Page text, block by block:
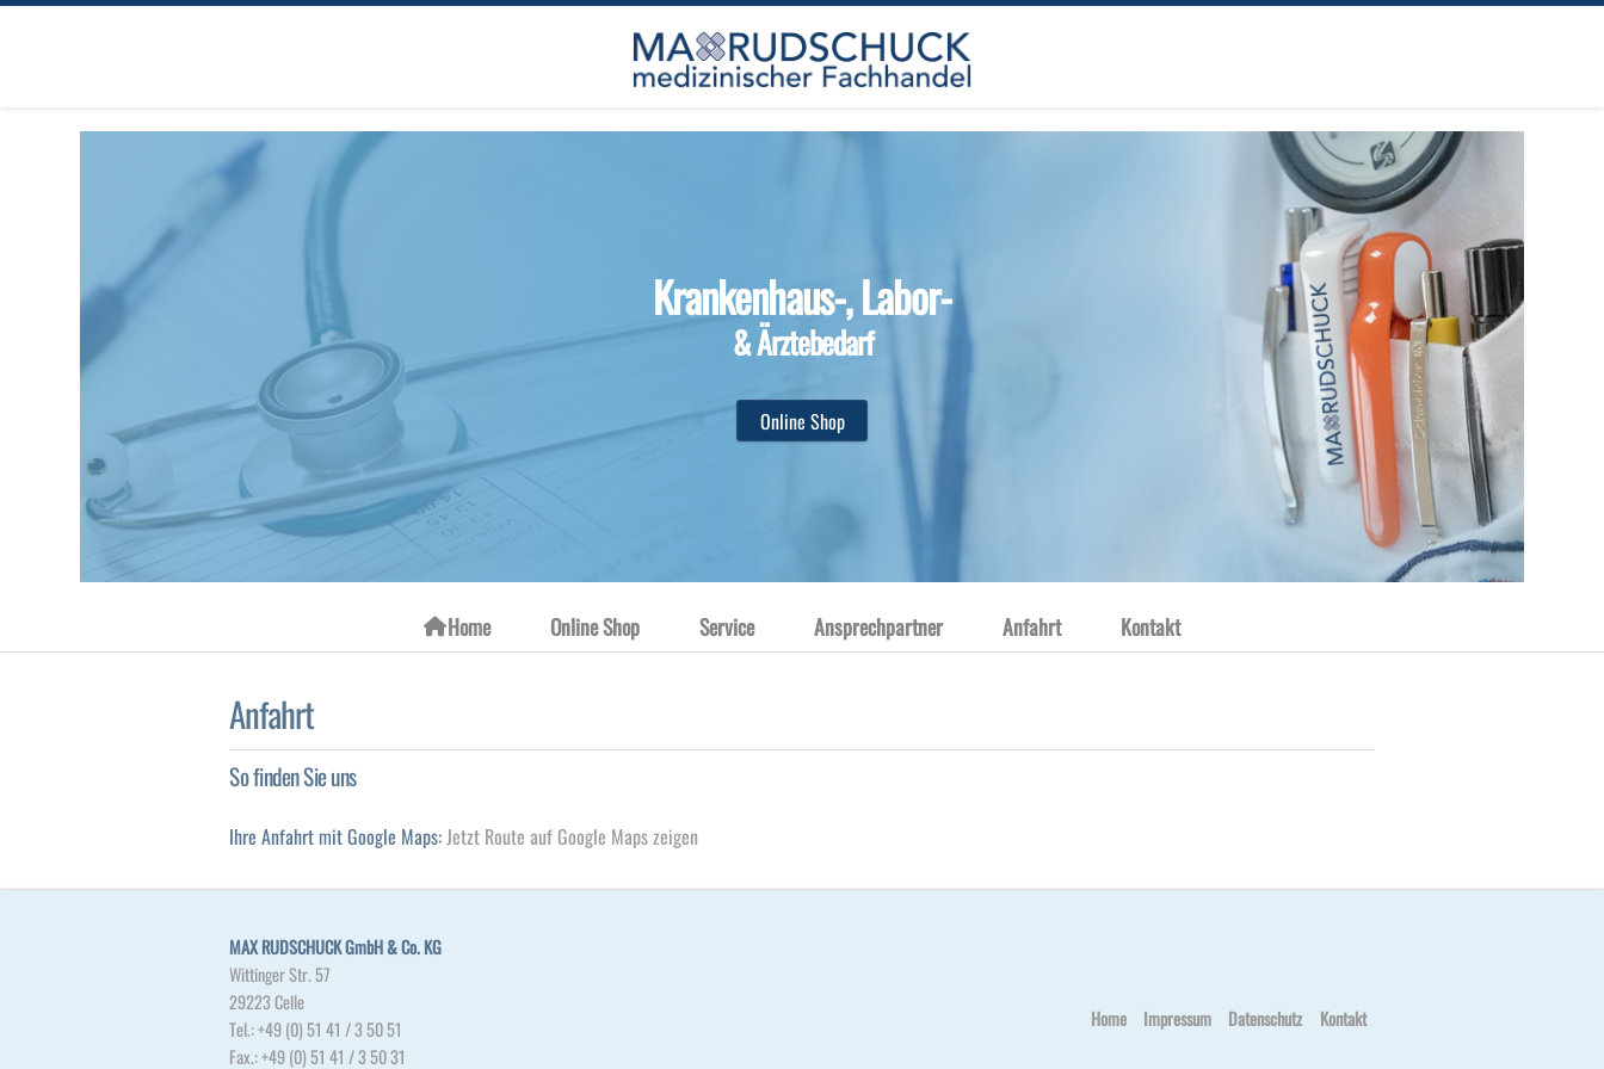
Krankenhaus-, Labor-
& Ärztebedarf
Online Shop
Home Online Shop Service Ansprechpartner Anfahrt Kontakt
Anfahrt
So finden Sie uns
Ihre Anfahrt mit Google Maps:Jetzt Route auf Google Maps zeigen
MAX RUDSCHUCK GmbH & Co. KG
Wittinger Str. 57
29223 Celle
Tel.: +49 (0) 51 41 / 3 50 51
Fax.: +49 (0) 51 41 / 3 50 31
Home Impressum Datenschutz Kontakt